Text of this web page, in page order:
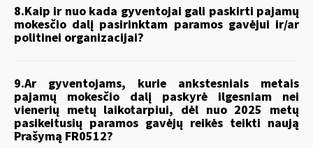
8.Kaip ir nuo kada gyventojai gali paskirti pajamų
mokesčio dalį pasirinktam paramos gavėjui ir/ar
politinei organizacijai?
9.Ar gyventojams, kurie ankstesniais metais
pajamų mokesčio dalį paskyrė ilgesniam nei
vienerių metų laikotarpiui, dėl nuo 2025 metų
pasikeitusių paramos gavėjų reikės teikti naują
Prašymą FR0512?